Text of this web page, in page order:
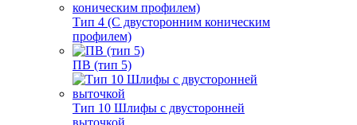
Тип 4 (С двусторонним коническим
профилем)
ПВ (тип 5)
Тип 10 Шлифы с двусторонней
выточкой